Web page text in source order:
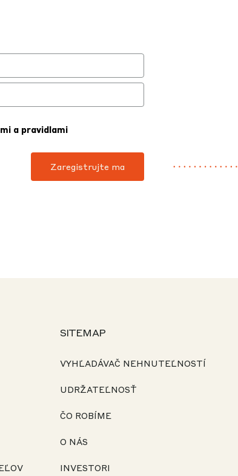
a pravidlami
SITEMAP
VYHĽADÁVAČ NEHNUTEĽNOSTÍ
UDRŽATEĽNOSŤ
ČO ROBÍME
O NÁS
INVESTORI